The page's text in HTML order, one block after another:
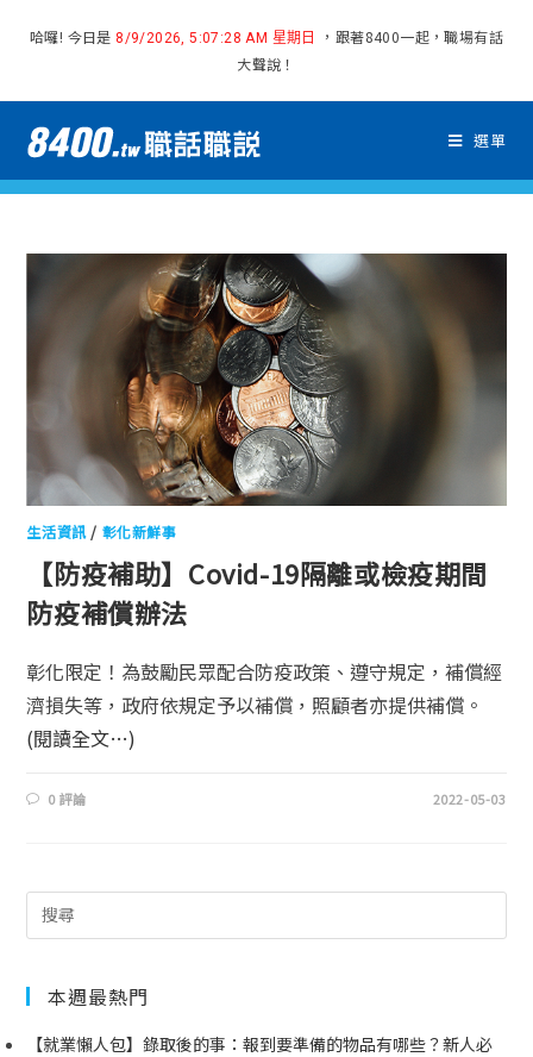
哈囉! 今日是 8/9/2026, 5:07:28 AM 星期日
，跟著8400一起，職場有話
大聲說！
選單
生活資訊/ 彰化新鮮事
【防疫補助】Covid-19隔離或檢疫期間
防疫補償辦法
彰化限定！為鼓勵民眾配合防疫政策、遵守規定，補償經
濟損失等，政府依規定予以補償，照顧者亦提供補償。
(閱讀全文…)
0 評論 2022-05-03
本週最熱門
【就業懶人包】錄取後的事：報到要準備的物品有哪些？新人必